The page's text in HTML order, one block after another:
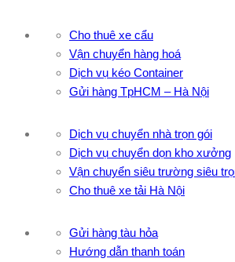
Cho thuê xe cẩu
Vận chuyển hàng hoá
Dịch vụ kéo Container
Gửi hàng TpHCM – Hà Nội
Dịch vụ chuyển nhà trọn gói
Dịch vụ chuyển dọn kho xưởng
Vận chuyển siêu trường siêu
Cho thuê xe tải Hà Nội
Gửi hàng tàu hỏa
Hướng dẫn thanh toán